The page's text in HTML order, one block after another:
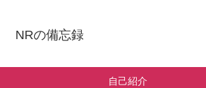
NRの備忘録
自己紹介